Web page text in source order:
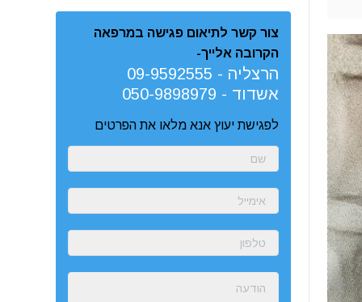
צור קשר לתיאום פגישה במרפאה
הקרובה אלייך-
הרצליה - 09-9592555
אשדוד - 050-9898979
לפגישת יעוץ אנא מלאו את הפרטים